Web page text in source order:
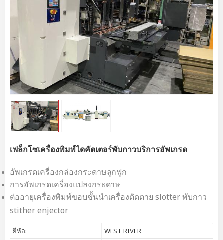
เฟล็กโซเครื่องพิมพ์ไดคัตเตอร์พับกาวบริการอัพเกรด
อัพเกรดเครื่องกล่องกระดาษลูกฟูก
การอัพเกรดเครื่องแปลงกระดาษ
ต่ออายุเครื่องพิมพ์ขอบชั้นนำเครื่องตัดตาย slotter พับกาว
stither enjector
ยี่ห้อ:
WEST RIVER